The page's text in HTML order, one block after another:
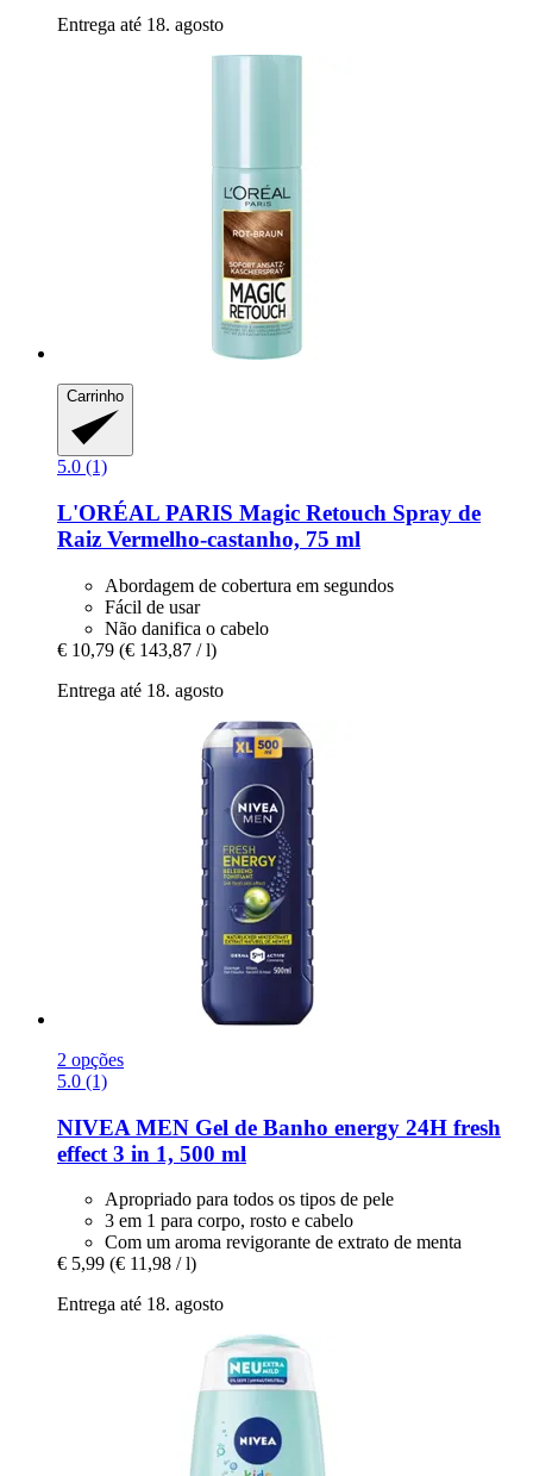
Entrega até 18. agosto
Carrinho
5.0 (1)
L'ORÉAL PARIS Magic Retouch Spray de
Raiz Vermelho-​castanho, 75 ml
Abordagem de cobertura em segundos
Fácil de usar
Não danifica o cabelo
€ 10,79 (€ 143,87 / l)
Entrega até 18. agosto
2 opções
5.0 (1)
NIVEA MEN Gel de Banho energy 24H fresh
effect 3 in 1, 500 ml
Apropriado para todos os tipos de pele
3 em 1 para corpo, rosto e cabelo
Com um aroma revigorante de extrato de menta
€ 5,99 (€ 11,98 / l)
Entrega até 18. agosto